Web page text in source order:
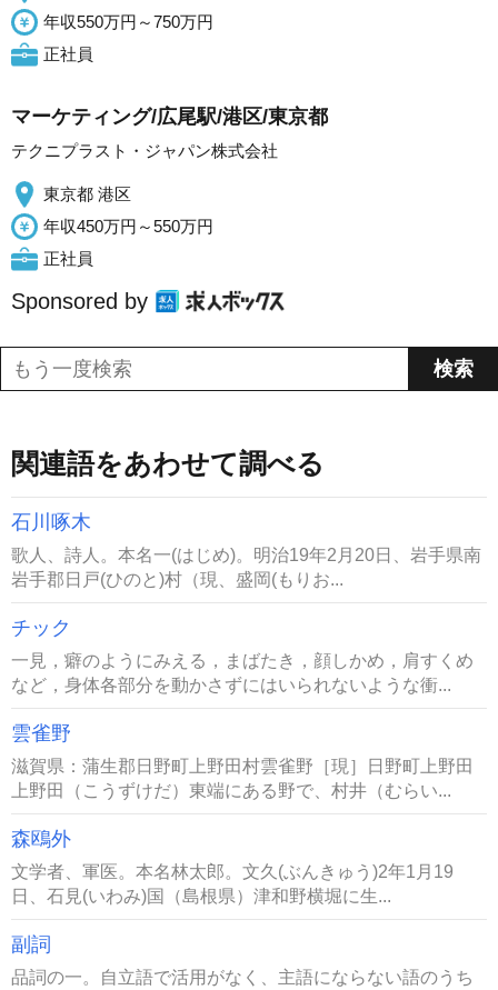
年収550万円～750万円
正社員
マーケティング/広尾駅/港区/東京都
テクニプラスト・ジャパン株式会社
東京都 港区
年収450万円～550万円
正社員
Sponsored by
関連語をあわせて調べる
石川啄木
歌人、詩人。本名一(はじめ)。明治19年2月20日、岩手県南
岩手郡日戸(ひのと)村（現、盛岡(もりお...
チック
一見，癖のようにみえる，まばたき，顔しかめ，肩すくめ
など，身体各部分を動かさずにはいられないような衝...
雲雀野
滋賀県：蒲生郡日野町上野田村雲雀野［現］日野町上野田
上野田（こうずけだ）東端にある野で、村井（むらい...
森鴎外
文学者、軍医。本名林太郎。文久(ぶんきゅう)2年1月19
日、石見(いわみ)国（島根県）津和野横堀に生...
副詞
品詞の一。自立語で活用がなく、主語にならない語のうち